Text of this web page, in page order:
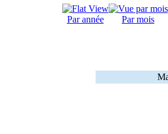
Par année Par mois